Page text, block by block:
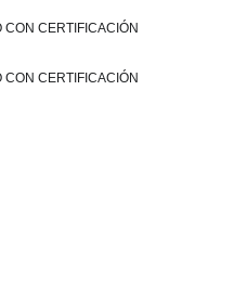
CON CERTIFICACIÓN
CON CERTIFICACIÓN